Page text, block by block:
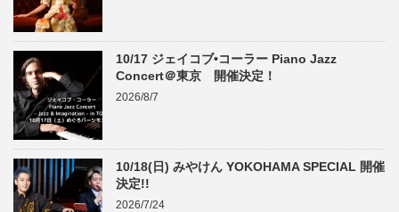
10/17 ジェイコブ•コーラー Piano Jazz
Concert＠東京 開催決定！
2026/8/7
10/18(日) みやけん YOKOHAMA SPECIAL 開催
決定!!
2026/7/24